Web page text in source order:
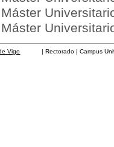
Máster
Máster
Vigo | Rectorado | Campus